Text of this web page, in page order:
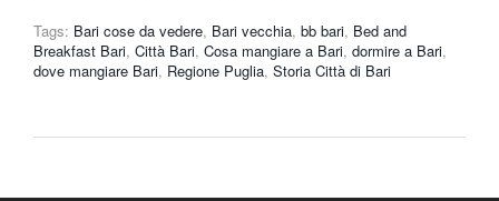
Tags: Bari cose da vedere, Bari vecchia, bb bari, Bed and
Breakfast Bari, Città Bari, Cosa mangiare a Bari, dormire a Bari,
dove mangiare Bari, Regione Puglia, Storia Città di Bari